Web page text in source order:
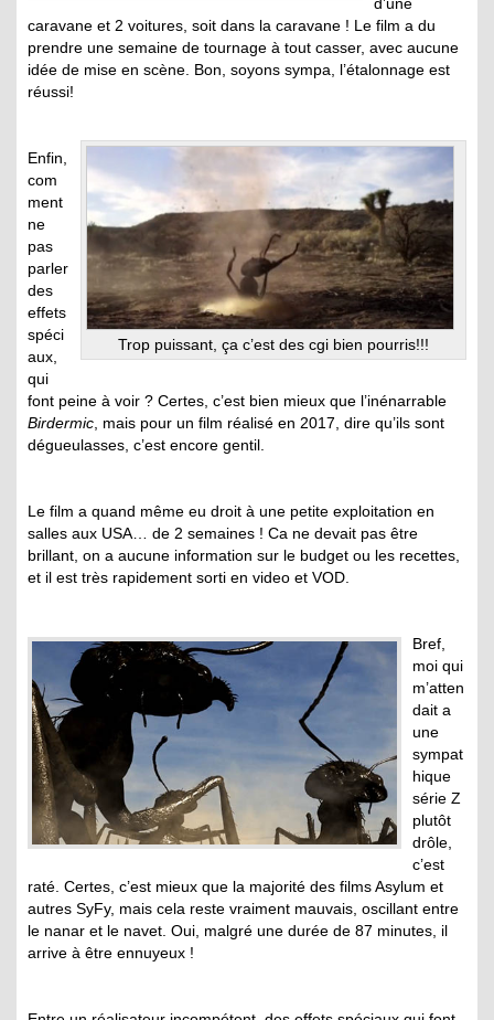
caravane et 2 voitures, soit dans la caravane ! Le film a du
prendre une semaine de tournage à tout casser, avec aucune
idée de mise en scène. Bon, soyons sympa, l’étalonnage est
réussi!
Trop puissant, ça c’est des cgi bien pourris!!!
Enfin,
com
ment
ne
pas
parler
des
effets
spéci
aux,
qui
font peine à voir ? Certes, c’est bien mieux que l’inénarrable
Birdermic , mais pour un film réalisé en 2017, dire qu’ils sont
dégueulasses, c’est encore gentil.
Le film a quand même eu droit à une petite exploitation en
salles aux USA… de 2 semaines ! Ca ne devait pas être
brillant, on a aucune information sur le budget ou les recettes,
et il est très rapidement sorti en video et VOD.
Bref,
moi qui
m’atten
dait a
une
sympat
hique
série Z
plutôt
drôle,
c’est
raté. Certes, c’est mieux que la majorité des films Asylum et
autres SyFy, mais cela reste vraiment mauvais, oscillant entre
le nanar et le navet. Oui, malgré une durée de 87 minutes, il
arrive à être ennuyeux !